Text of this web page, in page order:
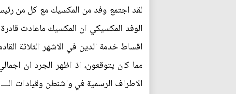
لقد اجتمع وفد من المكسيك مع كل من
الوفد المكسيكي ان المكسيك ماعادت
اقساط خدمة الدين في الاشهر الثلاثة
الاطراف الرسمية في واشنطن وقيادات